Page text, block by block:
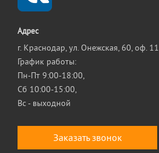
Адрес
г. Краснодар, ул. Онежская, 60, оф. 11
График работы:
Пн-Пт 9:00-18:00,
Сб 10:00-15:00,
Вс - выходной
Заказать звонок